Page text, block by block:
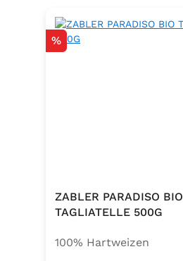
Rabatt
%
ZABLER PARADISO BIO
TAGLIATELLE 500G
100% Hartweizen